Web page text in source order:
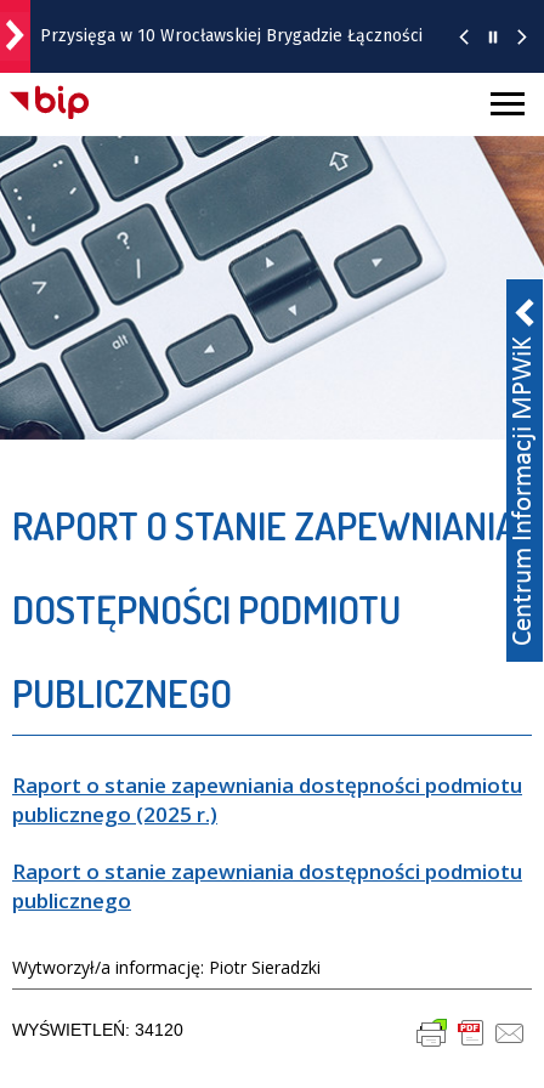
Przysięga w 10 Wrocławskiej Brygadzie Łączności
Trochę inne pamiątki z Wrocławia. Zobaczcie!
Remont torów na Stawowej i Peronowej. Od 8
sierpnia zmiany dla kierowców i pasażerów MPK
Bezpłatny koncert TeDe w Hucie! To kolejna
odsłona Dolnośląskich Koncertów Letnich
[SZCZEGÓŁY]
Zmiany na skrzyżowaniu Gazowej, Karwińskiej i
Mościckiego. Od 8 sierpnia ruch wahadłowy
[ZDJĘCIA]
RAPORT O STANIE ZAPEWNIANIA
DOSTĘPNOŚCI PODMIOTU
PUBLICZNEGO
Raport o stanie zapewniania dostępności podmiotu
publicznego (2025 r.)
Raport o stanie zapewniania dostępności podmiotu
publicznego
Wytworzył/a informację: Piotr Sieradzki
WYŚWIETLEŃ: 34120